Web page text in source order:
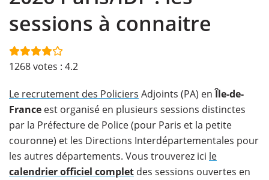
sessions à connaitre
1268votes : 4.2
Le recrutement des Policiers Adjoints (PA) enÎle-de-
France est organisé en plusieurs sessions distinctes
par la Préfecture de Police (pour Paris et la petite
couronne) et les Directions Interdépartementales pour
les autres départements. Vous trouverez ici le
calendrier officiel complet des sessions ouvertes en